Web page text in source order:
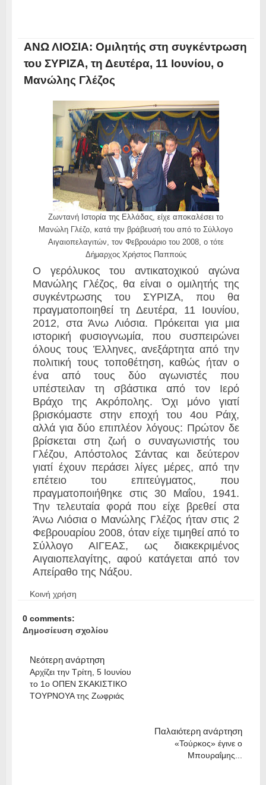
ΑΝΩ ΛΙΟΣΙΑ: Ομιλητής στη συγκέντρωση
του ΣΥΡΙΖΑ, τη Δευτέρα, 11 Ιουνίου, ο
Μανώλης Γλέζος
Ζωντανή Ιστορία της Ελλάδας, είχε αποκαλέσει το
Μανώλη Γλέζο, κατά την βράβευσή του από το Σύλλογο
Αιγαιοπελαγιτών, τον Φεβρουάριο του 2008, ο τότε
Δήμαρχος Χρήστος Παππούς
O γερόλυκος του αντικατοχικού αγώνα
Μανώλης Γλέζος, θα είναι ο ομιλητής της
συγκέντρωσης του ΣΥΡΙΖΑ, που θα
πραγματοποιηθεί τη Δευτέρα, 11 Ιουνίου,
2012, στα Άνω Λιόσια. Πρόκειται για μια
ιστορική φυσιογνωμία, που συσπειρώνει
όλους τους Έλληνες, ανεξάρτητα από την
πολιτική τους τοποθέτηση, καθώς ήταν ο
ένα από τους δύο αγωνιστές που
υπέστειλαν τη σβάστικα από τον Ιερό
Βράχο της Ακρόπολης. Όχι μόνο γιατί
βρισκόμαστε στην εποχή του 4ου Ράιχ,
αλλά για δύο επιπλέον λόγους: Πρώτον δε
βρίσκεται στη ζωή ο συναγωνιστής του
Γλέζου,Απόστολος Σάντας και δεύτερον
γιατί έχουν περάσει λίγες μέρες, από την
επέτειο του επιτεύγματος, που
πραγματοποιήθηκε στις 30 Μαΐου, 1941.
Την τελευταία φορά που είχε βρεθεί στα
Άνω Λιόσια ο Μανώλης Γλέζος ήταν στις 2
Φεβρουαρίου 2008, όταν είχε τιμηθεί από το
Σύλλογο ΑΙΓΕΑΣ, ως διακεκριμένος
Αιγαιοπελαγίτης, αφού κατάγεται από τον
Απείραθο της Νάξου.
Κοινή χρήση
0 comments:
Δημοσίευση σχολίου
Νεότερη ανάρτηση
Αρχίζει την Τρίτη, 5 Ιουνίου
το 1ο ΟΠΕΝ ΣΚΑΚΙΣΤΙΚΟ
ΤΟΥΡΝΟΥΑ της Ζωφριάς
Παλαιότερη ανάρτηση
«Τούρκος» έγινε ο
Μπουραΐμης...